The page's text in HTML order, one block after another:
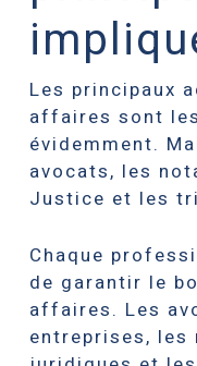
Les principaux
affaires sont
évidemment.
avocats, les
Justice et les
Chaque
de garantir le
affaires. Les
entreprises,